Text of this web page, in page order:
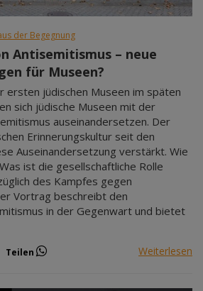
der Begegnung
Antisemitismus – neue
für Museen?
ersten jüdischen Museen im späten
sich jüdische Museen mit der
auseinandersetzen. Der
Erinnerungskultur seit den
Auseinandersetzung verstärkt. Wie
ist die gesellschaftliche Rolle
des Kampfes gegen
Vortrag beschreibt den
in der Gegenwart und bietet
Teilen Weiterlesen